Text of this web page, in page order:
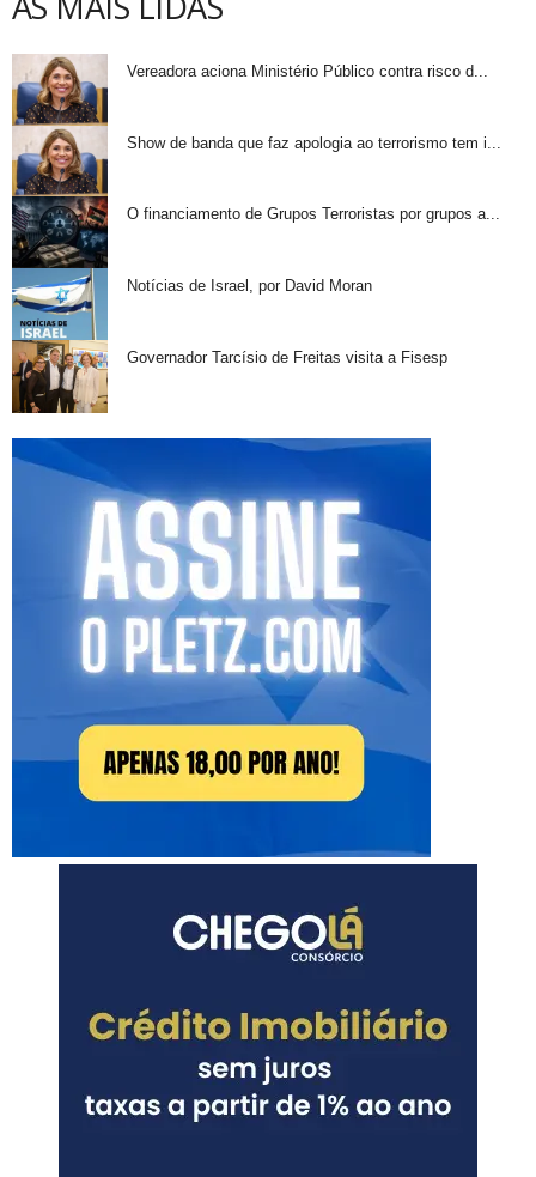
Vereadora aciona Ministério Público contra risco d...
Show de banda que faz apologia ao terrorismo tem i...
O financiamento de Grupos Terroristas por grupos a...
Notícias de Israel, por David Moran
Governador Tarcísio de Freitas visita a Fisesp